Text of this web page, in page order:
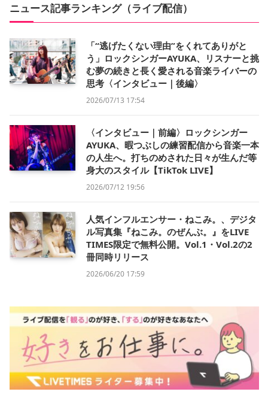
ニュース記事ランキング（ライブ配信）
「“逃げたくない理由”をくれてありがと
う」ロックシンガーAYUKA、リスナーと挑
む夢の続きと長く愛される音楽ライバーの
思考〈インタビュー｜後編〉
2026/07/13 17:54
〈インタビュー｜前編〉ロックシンガー
AYUKA、暇つぶしの練習配信から音楽一本
の人生へ。打ちのめされた日々が生んだ等
身大のスタイル【TikTok LIVE】
2026/07/12 19:56
人気インフルエンサー・ねこみ。、デジタ
ル写真集『ねこみ。のぜんぶ。』をLIVE
TIMES限定で無料公開。Vol.1・Vol.2の2
冊同時リリース
2026/06/20 17:59